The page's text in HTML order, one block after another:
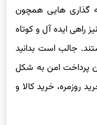
راهی ایده آل و کوتاه
جالب است بدانید
پرداخت امن به شکل
روزمره، خرید کالا و